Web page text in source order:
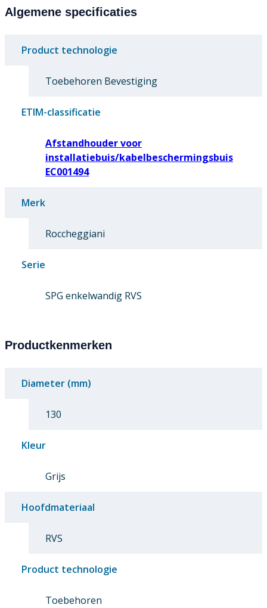
Algemene specificaties
Product technologie
Toebehoren Bevestiging
ETIM-classificatie
Afstandhouder voor
installatiebuis/kabelbeschermingsbuis
EC001494
Merk
Roccheggiani
Serie
SPG enkelwandig RVS
Productkenmerken
Diameter (mm)
130
Kleur
Grijs
Hoofdmateriaal
RVS
Product technologie
Toebehoren